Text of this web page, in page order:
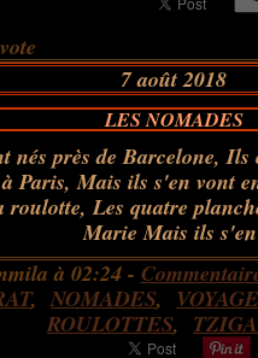
7 août 2018
LES NOMADES
nés près de Barcelone,
Paris, Mais ils s'en vont
roulotte, Les quatre
Marie Mais ils
à 02:24 -
, NOMADES,
ROULOTTES,